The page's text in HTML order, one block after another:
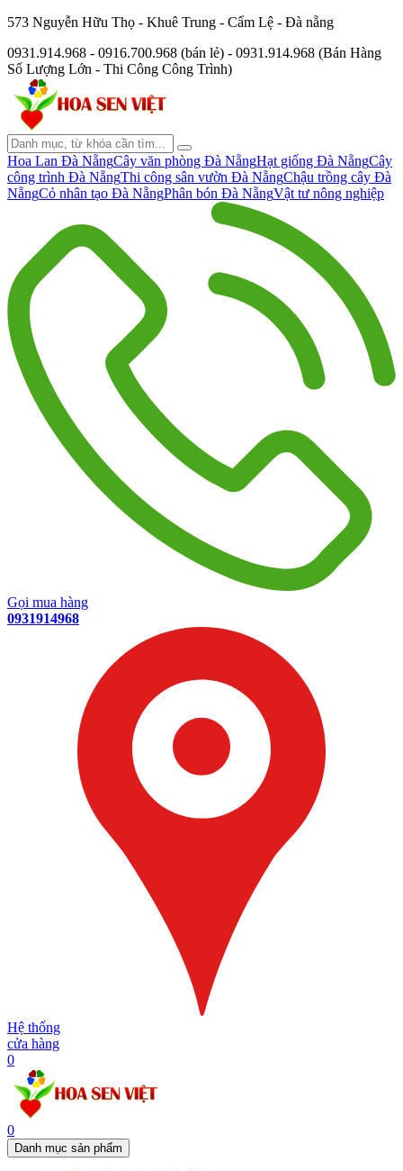
573 Nguyễn Hữu Thọ - Khuê Trung - Cẩm Lệ - Đà nẵng
0931.914.968 - 0916.700.968 (bán lẻ) - 0931.914.968 (Bán Hàng
Số Lượng Lớn - Thi Công Công Trình)
Hoa Lan Đà NẵngCây văn phòng Đà NẵngHạt giống Đà NẵngCây
công trình Đà NẵngThi công sân vườn Đà NẵngChậu trồng cây Đà
NẵngCỏ nhân tạo Đà NẵngPhân bón Đà NẵngVật tư nông nghiệp
Gọi mua hàng
0931914968
Hệ thống
cửa hàng
0
0
Danh mục sản phẩm